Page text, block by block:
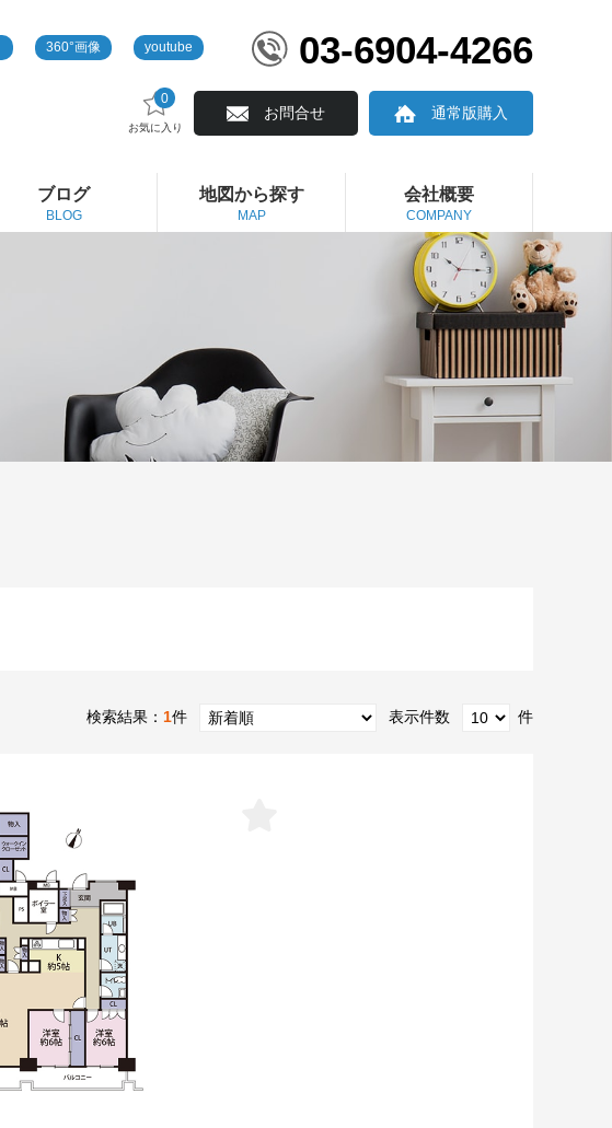
360°画像 youtube 03-6904-4266
0
お気に入り
お問合せ 通常版購入
ブログ
BLOG
地図から探す
MAP
会社概要
COMPANY
検索結果： 1件 表示件数 件